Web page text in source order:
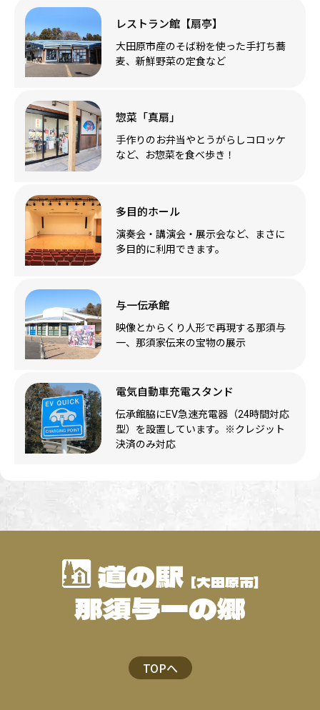
レストラン館【扇亭】
大田原市産のそば粉を使った手打ち蕎
麦、新鮮野菜の定食など
惣菜「真扇」
手作りのお弁当やとうがらしコロッケ
など、お惣菜を食べ歩き！
多目的ホール
演奏会・講演会・展示会など、まさに
多目的に利用できます。
与一伝承館
映像とからくり人形で再現する那須与
一、那須家伝来の宝物の展示
電気自動車充電スタンド
伝承館脇にEV急速充電器（24時間対応
型）を設置しています。※クレジット
決済のみ対応
道の駅 [大田原市]
那須与一の郷
TOPへ